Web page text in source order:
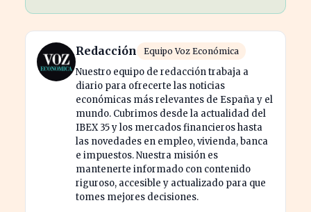
Redacción Equipo Voz Económica
Nuestro equipo de redacción trabaja a
diario para ofrecerte las noticias
económicas más relevantes de España y el
mundo. Cubrimos desde la actualidad del
IBEX 35 y los mercados financieros hasta
las novedades en empleo, vivienda, banca
e impuestos. Nuestra misión es
mantenerte informado con contenido
riguroso, accesible y actualizado para que
tomes mejores decisiones.